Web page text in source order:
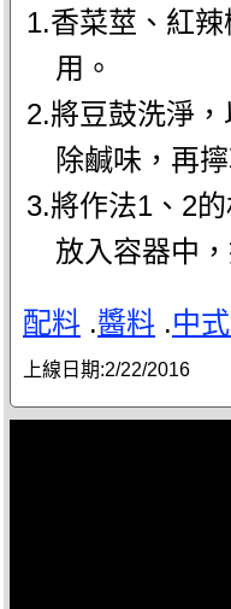
1.香菜莖、紅
用。
2.將豆鼓洗淨
除鹹味，再
3.將作法1、2
放入容器中
配料 .醬料 .中
上線日期:2/22/2016